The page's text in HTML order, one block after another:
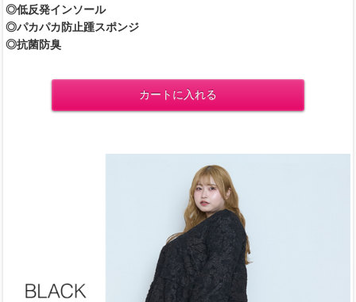
◎低反発インソール
◎パカパカ防止踵スポンジ
◎抗菌防臭
カートに入れる